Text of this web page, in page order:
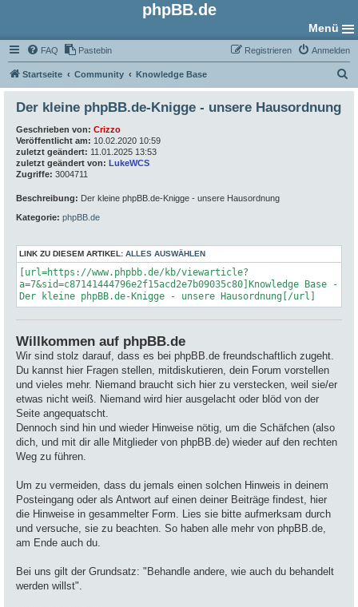
phpBB.de
Menü
FAQ Pastebin Anmelden
Registrieren
Startseite Community Knowledge Base
u
Der kleine phpBB.de-Knigge - unsere Hausordnung
Geschrieben von: Crizzo
Veröffentlicht am: 10.02.2020 10:59
zuletzt geändert: 11.01.2025 13:53
zuletzt geändert von: LukeWCS
Zugriffe: 3004711
Beschreibung: Der kleine phpBB.de-Knigge - unsere Hausordnung
Kategorie: phpBB.de
LINK ZU DIESEM ARTIKEL: ALLES AUSWÄHLEN
[url=https://www.phpbb.de/kb/viewarticle?
a=7&sid=c87141444796e2f15acd2e7b09035c80]Knowledge Base -
Der kleine phpBB.de-Knigge - unsere Hausordnung[/url]
Willkommen auf phpBB.de
Wir sind stolz darauf, dass es bei phpBB.de freundschaftlich zugeht.
Du kannst hier Fragen stellen, mitdiskutieren, dein Forum vorstellen
und vieles mehr. Niemand braucht sich hier zu verstecken, weil sie/er
etwas nicht weiß. Niemand wird hier ausgelacht oder blöd von der
Seite angequatscht.
Dennoch sind hin und wieder Hinweise nötig, um die Schäfchen (also
dich, und mit dir alle Mitglieder von phpBB.de) wieder auf den rechten
Weg zu führen.
Um zu vermeiden, dass du jemals einen solchen Hinweis in deinem
Posteingang oder als Antwort auf einen deiner Beiträge findest, hier
die Hinweise in gesammelter Form. Lies sie bitte aufmerksam durch
und versuche, sie zu beachten. So haben alle mehr von phpBB.de,
am Ende auch du.
Bei uns gilt der Grundsatz: "Behandle andere, wie auch du behandelt
werden willst".